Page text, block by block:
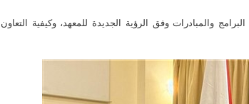
والمبادرات وفق الرؤية الجديدة للمعهد، وكيفية التعاون